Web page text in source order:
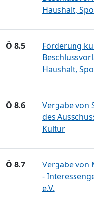
Haushalt,
Ö 8.5
Förderung
Haushalt,
Ö 8.6
Vergabe von
des
Kultur
Ö 8.7
Vergabe von
-
e.V.